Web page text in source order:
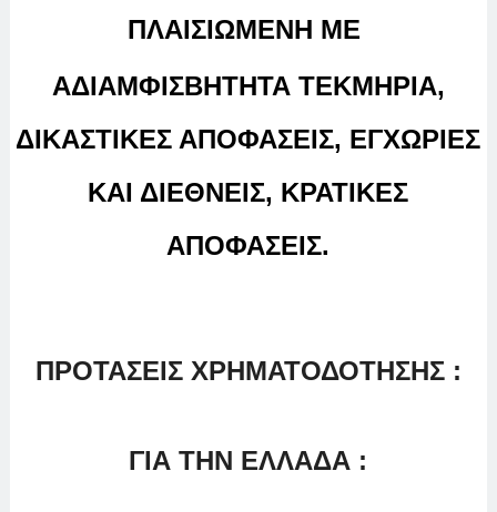
ΠΛΑΙΣΙΩΜΕΝΗ ΜΕ
ΑΔΙΑΜΦΙΣΒΗΤΗΤΑ ΤΕΚΜΗΡΙΑ,
ΔΙΚΑΣΤΙΚΕΣ ΑΠΟΦΑΣΕΙΣ, ΕΓΧΩΡΙΕΣ
ΚΑΙ ΔΙΕΘΝΕΙΣ, ΚΡΑΤΙΚΕΣ
ΑΠΟΦΑΣΕΙΣ.
ΠΡΟΤΑΣΕΙΣ ΧΡΗΜΑΤΟΔΟΤΗΣΗΣ :
ΓΙΑ ΤΗΝ ΕΛΛΑΔΑ :